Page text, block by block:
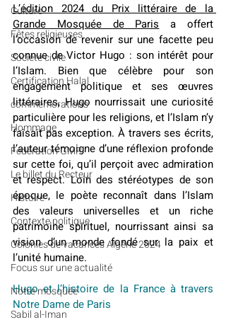
Culture
Fêtes religieuses
Société civile
Certification Halal
commémorations
Hommage
Fédération GMP
Le billet du Recteur
Histoire
Contexte politique
Colonies de vacances Algérie 2024
​​Focus sur une actualité
Notre mosquée
Sabil al-Iman
L’édition 2024 du Prix littéraire de la
Grande Mosquée de Paris a offert
l’occasion de revenir sur une facette peu
connue de Victor Hugo : son intérêt pour
l’Islam. Bien que célèbre pour son
engagement politique et ses œuvres
littéraires, Hugo nourrissait une curiosité
particulière pour les religions, et l’Islam n’y
faisait pas exception. À travers ses écrits,
l’auteur témoigne d’une réflexion profonde
sur cette foi, qu’il perçoit avec admiration
et respect. Loin des stéréotypes de son
époque, le poète reconnaît dans l’Islam
des valeurs universelles et un riche
patrimoine spirituel, nourrissant ainsi sa
vision d’un monde fondé sur la paix et
l’unité humaine.
Hugo et l’histoire de la France à travers
Notre Dame de Paris